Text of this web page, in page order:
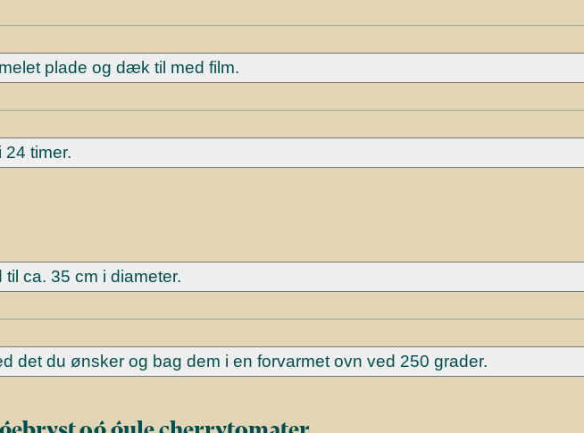
plade og dæk til med film.
timer.
ca. 35 cm i diameter.
det du ønsker og bag dem i en forvarmet ovn ved 250 grader.